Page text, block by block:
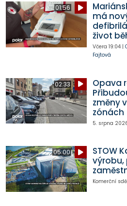
01:56
má
život
Včera 19:04|
Fajtová
02:33
Opava
změny
zónách
5. srpna
05:00
STOW
výrobu,
Komerční